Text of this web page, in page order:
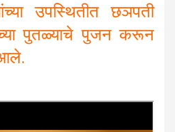
उपस्थितीत छञपती
पुतळ्याचे पुजन करून